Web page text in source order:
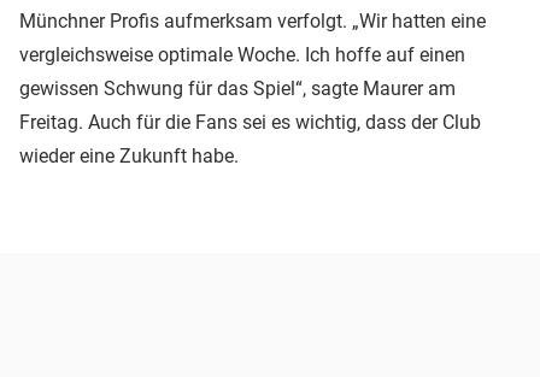
Münchner Profis aufmerksam verfolgt. „Wir hatten eine
vergleichsweise optimale Woche. Ich hoffe auf einen
gewissen Schwung für das Spiel“, sagte Maurer am
Freitag. Auch für die Fans sei es wichtig, dass der Club
wieder eine Zukunft habe.